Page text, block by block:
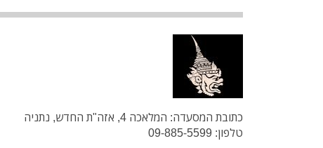
כתובת המסעדה: המלאכה 4, אזה"ת החדש, נתניה
טלפון: 09-885-5599